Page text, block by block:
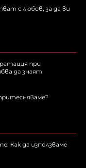
с любов, за да ви
при
да знаят
Как да използваме